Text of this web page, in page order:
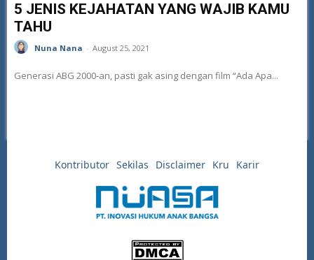
5 JENIS KEJAHATAN YANG WAJIB KAMU
TAHU
Nuna Nana - August 25, 2021
Generasi ABG 2000-an, pasti gak asing dengan film “Ada Apa...
Kontributor Sekilas Disclaimer Kru Karir